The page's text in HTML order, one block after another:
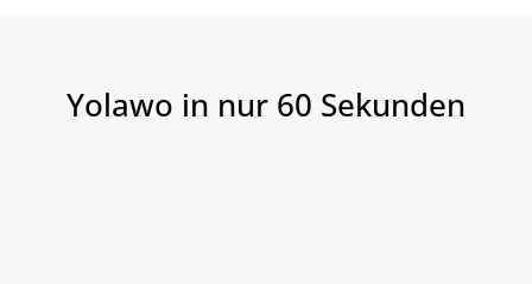
Yolawo in nur 60 Sekunden